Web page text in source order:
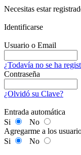
Necesitas estar
Identificarse
Usuario o Email
¿Todavía no se ha
Contraseña
¿Olvidó su Clave?
Entrada automática
Si
No
Agregarme a los
Si
No